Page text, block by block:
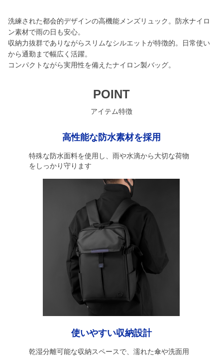
洗練された都会的デザインの高機能メンズリュック。防水ナイロ
ン素材で雨の日も安心。
収納力抜群でありながらスリムなシルエットが特徴的。日常使い
から通勤まで幅広く活躍。
コンパクトながら実用性を備えたナイロン製バッグ。
POINT
アイテム特徴
高性能な防水素材を採用
特殊な防水面料を使用し、雨や水滴から大切な荷物
をしっかり守ります
使いやすい収納設計
乾湿分離可能な収納スペースで、濡れた傘や洗面用